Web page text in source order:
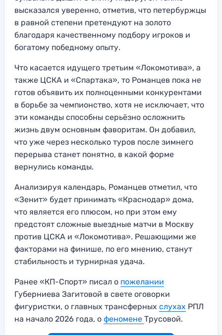
высказался уверенно, отметив, что петербуржцы
в равной степени претендуют на золото
благодаря качественному подбору игроков и
богатому победному опыту.
Что касается идущего третьим «Локомотива», а
также ЦСКА и «Спартака», то Романцев пока не
готов объявить их полноценными конкурентами
в борьбе за чемпионство, хотя не исключает, что
эти команды способны серьёзно осложнить
жизнь двум основным фаворитам. Он добавил,
что уже через несколько туров после зимнего
перерыва станет понятно, в какой форме
вернулись команды.
Анализируя календарь, Романцев отметил, что
«Зенит» будет принимать «Краснодар» дома,
что является его плюсом, но при этом ему
предстоят сложные выездные матчи в Москву
против ЦСКА и «Локомотива». Решающими же
факторами на финише, по его мнению, станут
стабильность и турнирная удача.
Ранее «КП-Спорт» писал о пожелании
Губерниева Загитовой в свете оговорки
фигуристки, о главных трансферных слухах РПЛ
на начало 2026 года, о феномене Трусовой.